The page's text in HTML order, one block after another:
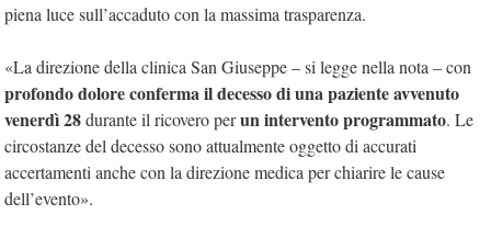
piena luce sull’accaduto con la massima trasparenza.
«La direzione della clinica San Giuseppe – si legge nella nota – con
profondo dolore conferma il decesso di una paziente avvenuto
venerdì 28durante il ricovero perun intervento programmato. Le
circostanze del decesso sono attualmente oggetto di accurati
accertamenti anche con la direzione medica per chiarire le cause
dell’evento».